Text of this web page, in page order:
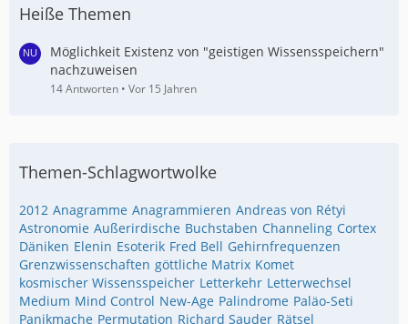
Heiße Themen
Möglichkeit Existenz von "geistigen Wissensspeichern"
nachzuweisen
14 Antworten Vor 15 Jahren
Themen-Schlagwortwolke
2012 Anagramme Anagrammieren Andreas von Rétyi
Astronomie Außerirdische Buchstaben Channeling Cortex
Däniken Elenin Esoterik Fred Bell Gehirnfrequenzen
Grenzwissenschaften göttliche Matrix Komet
kosmischer Wissensspeicher Letterkehr Letterwechsel
Medium Mind Control New-Age Palindrome Paläo-Seti
Panikmache Permutation Richard Sauder Rätsel